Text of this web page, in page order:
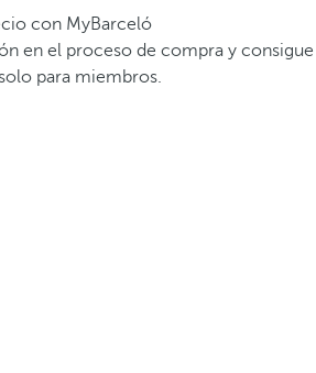
con MyBarceló
en el proceso de compra y consigue
para miembros.